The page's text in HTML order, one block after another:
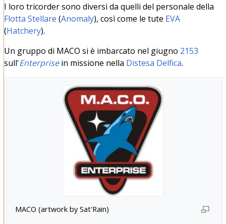
I loro tricorder sono diversi da quelli del personale della
Flotta Stellare (Anomaly), così come le tute EVA
(Hatchery).
Un gruppo di MACO si è imbarcato nel giugno 2153
sull'Enterprisein missione nella Distesa Delfica.
MACO (artwork by Sat'Rain)